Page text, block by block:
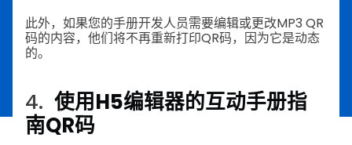
此外，如果您的手册开发人员需要编辑或更改MP3 QR
码的内容，他们将不再重新打印QR码，因为它是动态
的。
4. 使用H5编辑器的互动手册指
南QR码